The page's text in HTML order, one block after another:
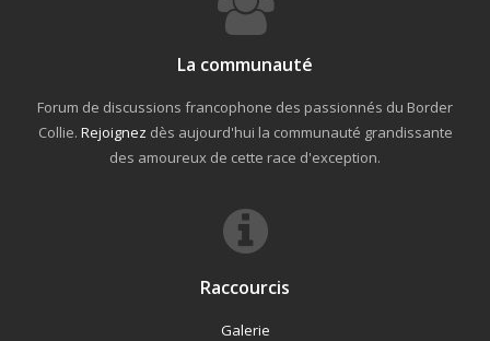
La communauté
Forum de discussions francophone des passionnés du Border
Collie. Rejoignez dès aujourd'hui la communauté grandissante
des amoureux de cette race d'exception.
Raccourcis
Galerie